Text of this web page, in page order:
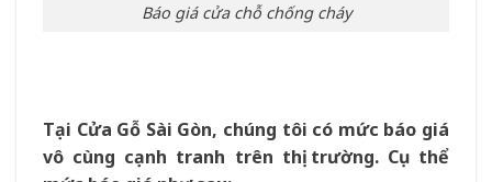
Báo giá cửa chỗ chống cháy
Tại Cửa Gỗ Sài Gòn, chúng tôi có mức báo giá
vô cùng cạnh tranh trên thị trường. Cụ thể